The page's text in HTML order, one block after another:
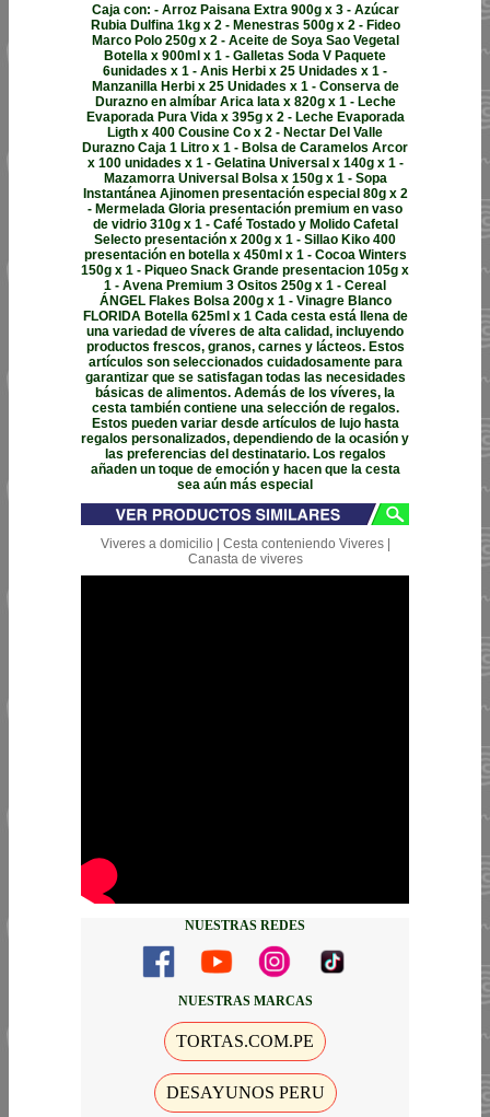
Caja con: - Arroz Paisana Extra 900g x 3 - Azúcar
Rubia Dulfina 1kg x 2 - Menestras 500g x 2 - Fideo
Marco Polo 250g x 2 - Aceite de Soya Sao Vegetal
Botella x 900ml x 1 - Galletas Soda V Paquete
6unidades x 1 - Anis Herbi x 25 Unidades x 1 -
Manzanilla Herbi x 25 Unidades x 1 - Conserva de
Durazno en almíbar Arica lata x 820g x 1 - Leche
Evaporada Pura Vida x 395g x 2 - Leche Evaporada
Ligth x 400 Cousine Co x 2 - Nectar Del Valle
Durazno Caja 1 Litro x 1 - Bolsa de Caramelos Arcor
x 100 unidades x 1 - Gelatina Universal x 140g x 1 -
Mazamorra Universal Bolsa x 150g x 1 - Sopa
Instantánea Ajinomen presentación especial 80g x 2
- Mermelada Gloria presentación premium en vaso
de vidrio 310g x 1 - Café Tostado y Molido Cafetal
Selecto presentación x 200g x 1 - Sillao Kiko 400
presentación en botella x 450ml x 1 - Cocoa Winters
150g x 1 - Piqueo Snack Grande presentacion 105g x
1 - Avena Premium 3 Ositos 250g x 1 - Cereal
ÁNGEL Flakes Bolsa 200g x 1 - Vinagre Blanco
FLORIDA Botella 625ml x 1 Cada cesta está llena de
una variedad de víveres de alta calidad, incluyendo
productos frescos, granos, carnes y lácteos. Estos
artículos son seleccionados cuidadosamente para
garantizar que se satisfagan todas las necesidades
básicas de alimentos. Además de los víveres, la
cesta también contiene una selección de regalos.
Estos pueden variar desde artículos de lujo hasta
regalos personalizados, dependiendo de la ocasión y
las preferencias del destinatario. Los regalos
añaden un toque de emoción y hacen que la cesta
sea aún más especial
Viveres a domicilio | Cesta conteniendo Viveres |
Canasta de viveres
NUESTRAS REDES
NUESTRAS MARCAS
TORTAS.COM.PE
DESAYUNOS PERU